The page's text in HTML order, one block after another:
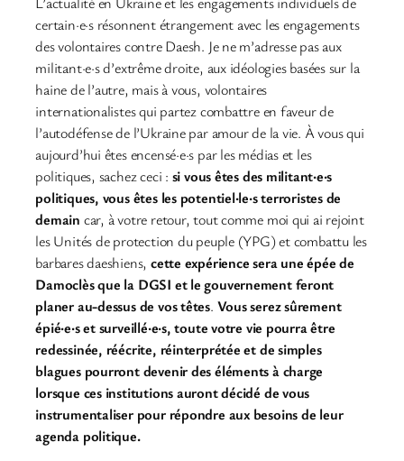
certain·e·s résonnent étrangement avec les engagements
des volontaires contre Daesh. Je ne m’adresse pas aux
militant·e·s d’extrême droite, aux idéologies basées sur la
haine de l’autre, mais à vous, volontaires
internationalistes qui partez combattre en faveur de
l’autodéfense de l’Ukraine par amour de la vie. À vous qui
aujourd’hui êtes encensé·e·s par les médias et les
politiques, sachez ceci : si vous êtes des militant·e·s
politiques, vous êtes les potentiel·le·s terroristes de
demain car, à votre retour, tout comme moi qui ai rejoint
les Unités de protection du peuple (YPG) et combattu les
barbares daeshiens, cette expérience sera une épée de
Damoclès que la DGSI et le gouvernement feront
planer au-dessus de vos têtes. Vous serez sûrement
épié·e·s et surveillé·e·s, toute votre vie pourra être
redessinée, réécrite, réinterprétée et de simples
blagues pourront devenir des éléments à charge
lorsque ces institutions auront décidé de vous
instrumentaliser pour répondre aux besoins de leur
agenda politique.